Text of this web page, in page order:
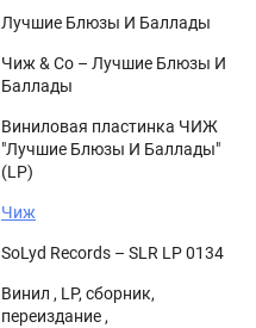
Лучшие Блюзы И Баллады
Чиж & Co – Лучшие Блюзы И
Баллады
Виниловая пластинка ЧИЖ
"Лучшие Блюзы И Баллады"
(LP)
Чиж
SoLyd Records – SLR LP 0134
Винил , LP, сборник,
переиздание ,